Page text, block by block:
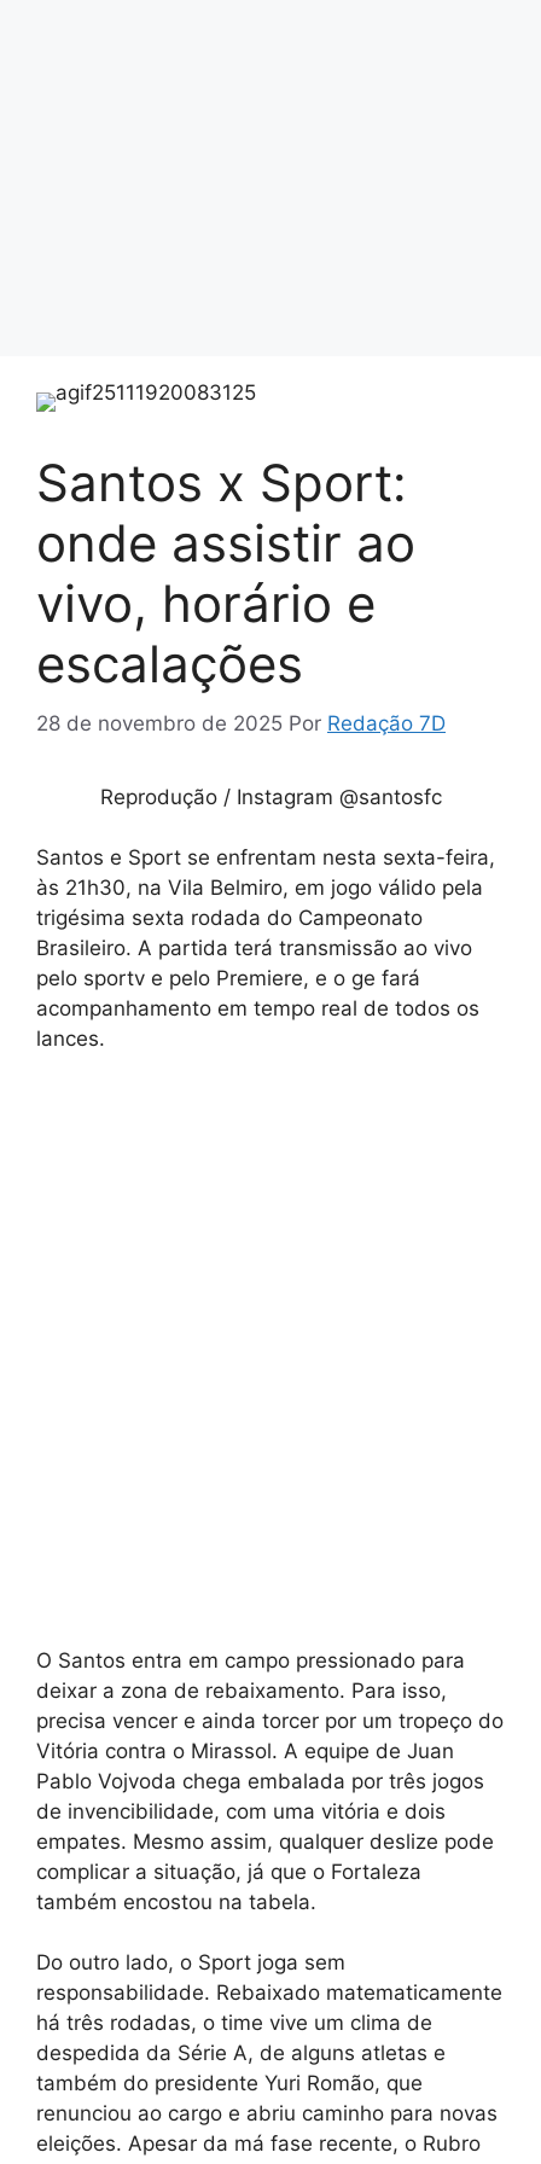
Santos x Sport:
onde assistir ao
vivo, horário e
escalações
28 de novembro de 2025 Por Redação 7D
Reprodução / Instagram @santosfc
Santos e Sport se enfrentam nesta sexta-feira,
às 21h30, na Vila Belmiro, em jogo válido pela
trigésima sexta rodada do Campeonato
Brasileiro. A partida terá transmissão ao vivo
pelo sportv e pelo Premiere, e o ge fará
acompanhamento em tempo real de todos os
lances.
O Santos entra em campo pressionado para
deixar a zona de rebaixamento. Para isso,
precisa vencer e ainda torcer por um tropeço do
Vitória contra o Mirassol. A equipe de Juan
Pablo Vojvoda chega embalada por três jogos
de invencibilidade, com uma vitória e dois
empates. Mesmo assim, qualquer deslize pode
complicar a situação, já que o Fortaleza
também encostou na tabela.
Do outro lado, o Sport joga sem
responsabilidade. Rebaixado matematicamente
há três rodadas, o time vive um clima de
despedida da Série A, de alguns atletas e
também do presidente Yuri Romão, que
renunciou ao cargo e abriu caminho para novas
eleições. Apesar da má fase recente, o Rubro